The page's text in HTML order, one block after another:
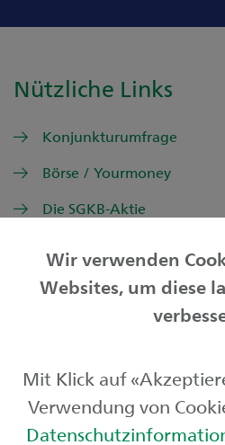
Nützliche Links
Konjunkturumfrage
Börse / Yourmoney
Die SGKB-Aktie
Privatkunden
Börse und Märkte
Über uns
Wir verwenden
Websites, um diese
Mit Klick auf
Verwendung von